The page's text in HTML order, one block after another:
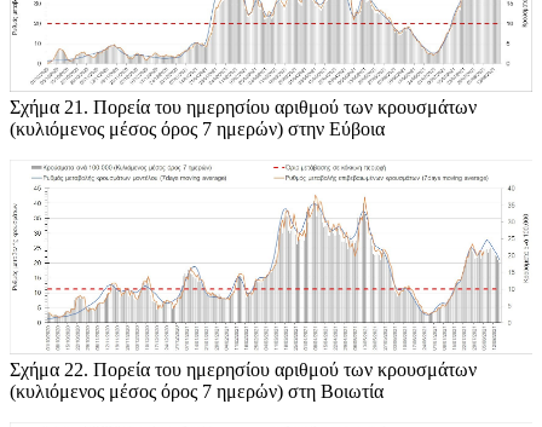
Σχήμα 21 . Πορεία του ημερησίου αριθμού των κρουσμάτων
(κυλιόμενος μέσος όρος 7 ημερών) στην Εύβοια
Σχήμα 22. Πορεία του ημερησίου αριθμού των κρουσμάτων
(κυλιόμενος μέσος όρος 7 ημερών) στη Βοιωτία